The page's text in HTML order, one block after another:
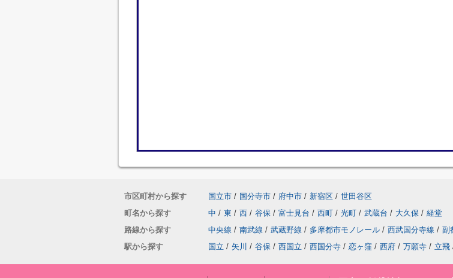
市区町村から探す 国立市 / 国分寺市 / 府中市 / 新宿区 / 世田谷区
町名から探す
中 / 東 / 西 / 谷保 / 富士見台 / 西町 / 光町 / 武蔵台 / 大久保 / 経堂
路線から探す
中央線 / 南武線 / 武蔵野線 / 多摩都市モノレール / 西武国分寺線 / 副
駅から探す
国立 / 矢川 / 谷保 / 西国立 / 西国分寺 / 恋ヶ窪 / 西府 / 万願寺 / 立飛